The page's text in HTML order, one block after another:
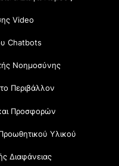
Video
Chatbots
Νοημοσύνης
Περιβάλλον
Προσφορών
Υλικού
Διαφάνειας